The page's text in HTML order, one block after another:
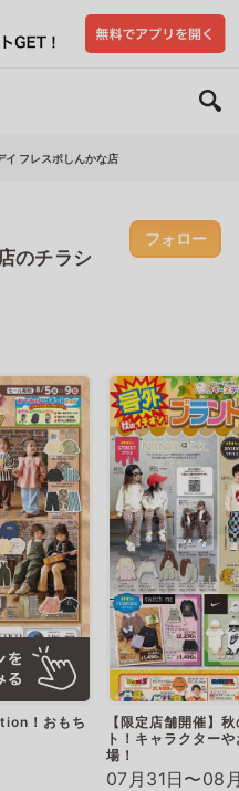
イ フレスポしんかな店
のチラシ
フォロー
！おもち
【限定店舗開催】
ト！キャラクター
場！
07月31日〜08